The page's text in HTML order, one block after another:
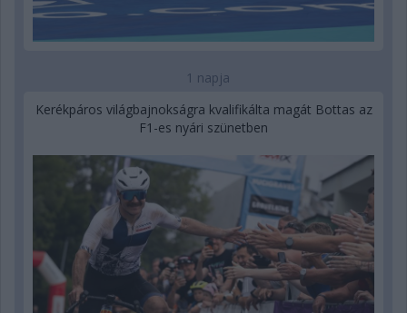
1 napja
Kerékpáros világbajnokságra kvalifikálta magát Bottas az
F1-es nyári szünetben